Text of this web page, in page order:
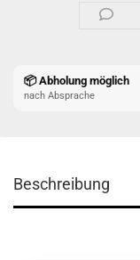
📦 Abholung möglich
nach Absprache
Beschreibung